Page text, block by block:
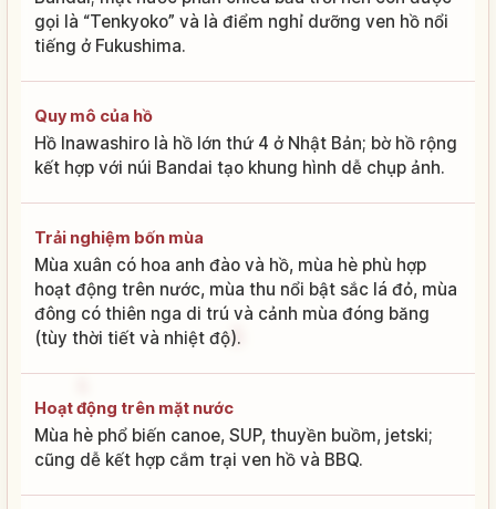
gọi là “Tenkyoko” và là điểm nghỉ dưỡng ven hồ nổi
tiếng ở Fukushima.
Quy mô của hồ
Hồ Inawashiro là hồ lớn thứ 4 ở Nhật Bản; bờ hồ rộng
kết hợp với núi Bandai tạo khung hình dễ chụp ảnh.
Trải nghiệm bốn mùa
Mùa xuân có hoa anh đào và hồ, mùa hè phù hợp
hoạt động trên nước, mùa thu nổi bật sắc lá đỏ, mùa
đông có thiên nga di trú và cảnh mùa đóng băng
(tùy thời tiết và nhiệt độ).
Hoạt động trên mặt nước
Mùa hè phổ biến canoe, SUP, thuyền buồm, jetski;
cũng dễ kết hợp cắm trại ven hồ và BBQ.